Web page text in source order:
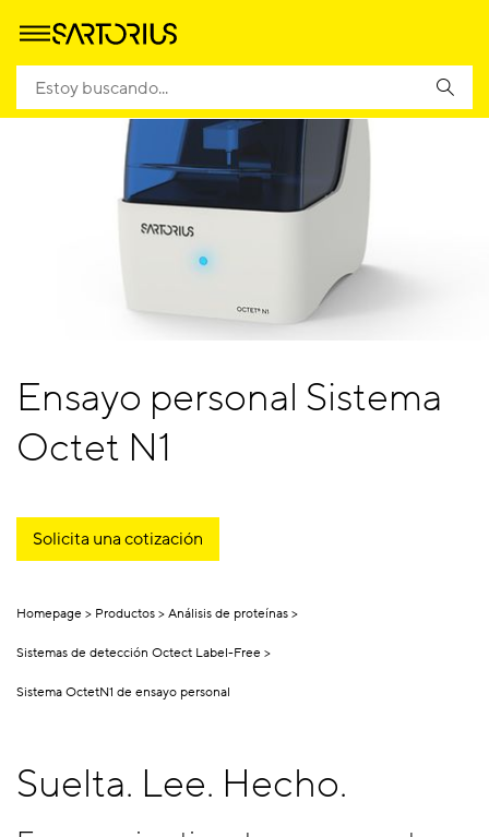
Ensayo personal Sistema
Octet N1
Solicita una cotización
Homepage Productos Análisis de proteínas
Sistemas de detección Octect Label-Free
Sistema OctetN1 de ensayo personal
Suelta. Lee. Hecho.